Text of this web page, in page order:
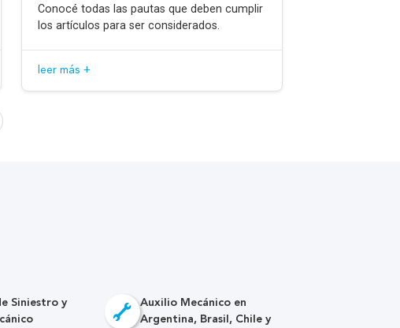
Conocé todas las pautas que deben cumplir
los artículos para ser considerados.
leer más +
Siniestro y
Auxilio Mecánico en
Argentina, Brasil, Chile y